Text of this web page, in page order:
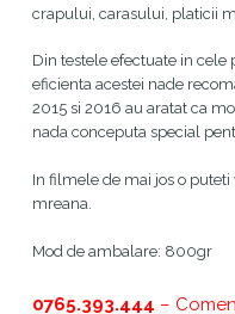
crapului, carasului, platicii
Din testele efectuate in
eficienta acestei nade
2015 si 2016 au aratat ca
nada conceputa special
In filmele de mai jos o
mreana.
Mod de ambalare: 800gr
0765.393.444 –